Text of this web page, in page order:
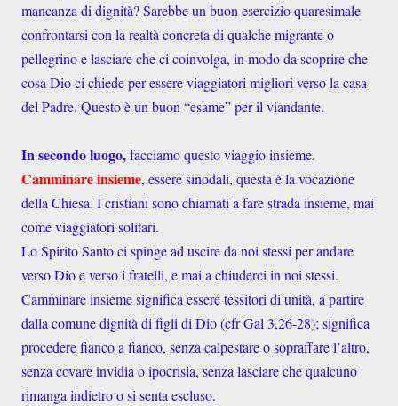
mancanza di dignità? Sarebbe un buon esercizio quaresimale
confrontarsi con la realtà concreta di qualche migrante o
pellegrino e lasciare che ci coinvolga, in modo da scoprire che
cosa Dio ci chiede per essere viaggiatori migliori verso la casa
del Padre. Questo è un buon “esame” per il viandante.
In secondo luogo,facciamo questo viaggio insieme.
Camminare insieme, essere sinodali, questa è la vocazione
della Chiesa. I cristiani sono chiamati a fare strada insieme, mai
come viaggiatori solitari.
Lo Spirito Santo ci spinge ad uscire da noi stessi per andare
verso Dio e verso i fratelli, e mai a chiuderci in noi stessi.
Camminare insieme significa essere tessitori di unità, a partire
dalla comune dignità di figli di Dio (cfr Gal 3,26-28); significa
procedere fianco a fianco, senza calpestare o sopraffare l’altro,
senza covare invidia o ipocrisia, senza lasciare che qualcuno
rimanga indietro o si senta escluso.